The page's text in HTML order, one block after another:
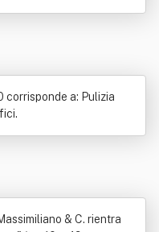
corrisponde a: Pulizia
& C. rientra